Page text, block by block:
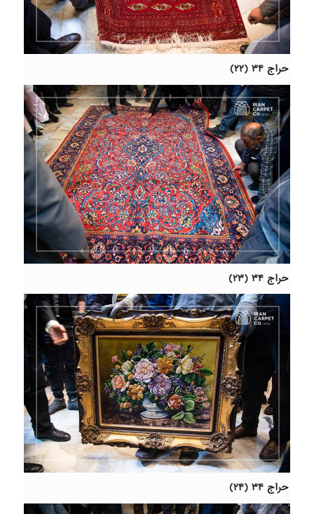
حراج ۳۴ (۲۲)
حراج ۳۴ (۲۳)
حراج ۳۴ (۲۴)